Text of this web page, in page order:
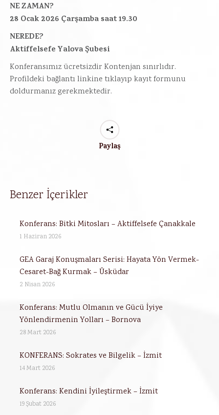
NE ZAMAN?
28 Ocak 2026 Çarşamba saat 19.30
NEREDE?
Aktiffelsefe Yalova Şubesi
Konferansımız ücretsizdir Kontenjan sınırlıdır.
Profildeki bağlantı linkine tıklayıp kayıt formunu
doldurmanız gerekmektedir.
Paylaş
Benzer İçerikler
Konferans: Bitki Mitosları – Aktiffelsefe Çanakkale
1 Haziran 2026
GEA Garaj Konuşmaları Serisi: Hayata Yön Vermek-
Cesaret-Bağ Kurmak – Üsküdar
2 Nisan 2026
Konferans: Mutlu Olmanın ve Gücü İyiye
Yönlendirmenin Yolları – Bornova
28 Mart 2026
KONFERANS: Sokrates ve Bilgelik – İzmit
14 Mart 2026
Konferans: Kendini İyileştirmek – İzmit
19 Şubat 2026